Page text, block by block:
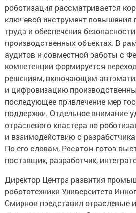
роботизация рассматривается
ключевой инструмент повышения
труда и обеспечения
производственных объектах. В
аудитов и совместной работы с
компетенций формируется
решениям, включающим
и цифровизацию
последующее привлечение мер
поддержки. Отдельное внимание
отраслевого кластера по
и взаимодействию с
По его словам, Росатом готов
поставщик, разработчик,
Директор Центра развития
робототехники Университета
Смирнов представил отраслевые